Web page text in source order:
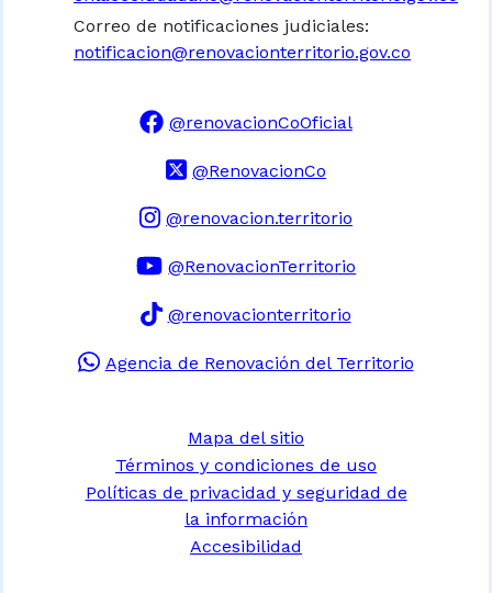
Correo de notificaciones judiciales:
notificacion@renovacionterritorio.gov.co
@renovacionCoOficial
@RenovacionCo
@renovacion.territorio
@RenovacionTerritorio
@renovacionterritorio
Agencia de Renovación del Territorio
Mapa del sitio
Términos y condiciones de uso
Políticas de privacidad y seguridad de
la información
Accesibilidad